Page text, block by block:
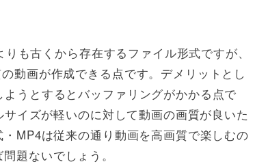
も古くから存在するファイル形式ですが、
動画が作成できる点です。デメリットとし
うとするとバッファリングがかかる点で
イズが軽いのに対して動画の画質が良いた
MP4は従来の通り動画を高画質で楽しむの
題ないでしょう。